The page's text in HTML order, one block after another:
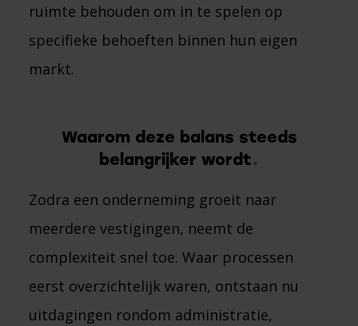
ruimte behouden om in te spelen op
specifieke behoeften binnen hun eigen
markt.
Waarom deze balans steeds
belangrijker wordt
Zodra een onderneming groeit naar
meerdere vestigingen, neemt de
complexiteit snel toe. Waar processen
eerst overzichtelijk waren, ontstaan nu
uitdagingen rondom administratie,